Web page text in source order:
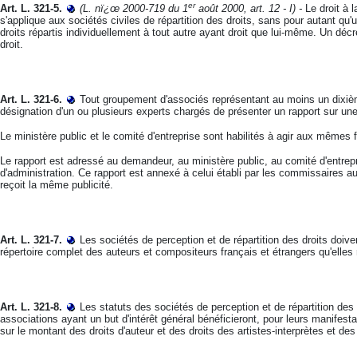
Art. L. 321-5. (L. nï¿œ 2000-719 du 1eraoût 2000, art. 12 - I) - Le droit à
s'applique aux sociétés civiles de répartition des droits, sans pour autant
droits répartis individuellement à tout autre ayant droit que lui-même. Un
droit.
Art. L. 321-6.
Tout groupement d'associés représentant au moins un
désignation d'un ou plusieurs experts chargés de présenter un rapport sur
Le ministère public et le comité d'entreprise sont habilités à agir aux mêmes
Le rapport est adressé au demandeur, au ministère public, au comité
d'administration. Ce rapport est annexé à celui établi par les commissaires
reçoit la même publicité.
Art. L. 321-7.
Les sociétés de perception et de répartition des droits
répertoire complet des auteurs et compositeurs français et étrangers qu'elles
Art. L. 321-8.
Les statuts des sociétés de perception et de répartition
associations ayant un but d'intérêt général bénéficieront, pour leurs
sur le montant des droits d'auteur et des droits des artistes-interprètes et